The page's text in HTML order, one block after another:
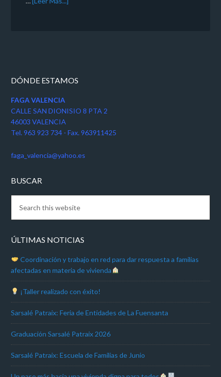
DÓNDE ESTAMOS
FAGA VALENCIA
CALLE SAN DIONISIO 8 PTA 2
46003 VALENCIA
Tel. 963 923 734 - Fax. 963911425
faga_valencia@yahoo.es
BUSCAR
ÚLTIMAS NOTICIAS
Coordinación y trabajo en red para dar respuesta a familias
afectadas en materia de vivienda
¡Taller realizado con éxito!
Sarsalé Patraix: Feria de Entidades de La Fuensanta
Graduación Sarsalé Patraix 2026
Sarsalé Patraix: Escuela de Familias de Junio